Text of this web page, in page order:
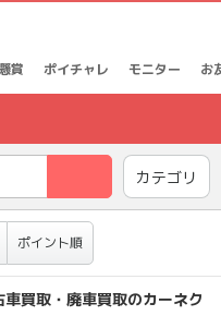
賞 ポイチャレ モニター お
検索カテゴリ
ポイント順
車買取・廃車買取のカーネク